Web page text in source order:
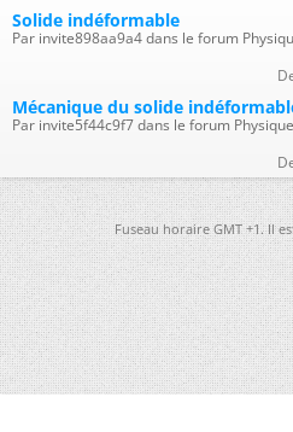
Solide indéformable
Par invite898aa9a4 dans le forum
Mécanique du solide
Par invite5f44c9f7 dans le forum Physique
Fuseau horaire GMT +1. Il